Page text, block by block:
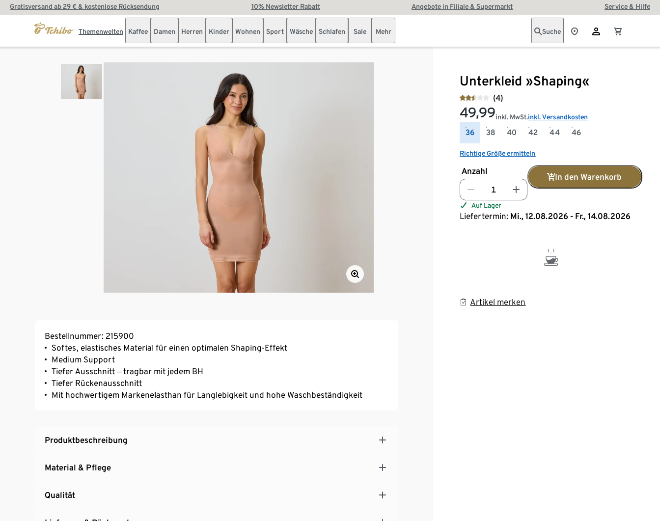
Gratisversand ab 29 € & kostenlose Rücksendung 10% Newsletter Rabatt Angebote in Filiale & Supermarkt Service & Hilfe
Themenwelten Kaffee Damen Herren Kinder Wohnen Sport Wäsche Schlafen Sale Mehr Suche
Unterkleid »Shaping«
(4)
49,99inkl. MwSt.inkl. Versandkosten
36 38 40 42 44 46
Richtige Größe ermitteln
Anzahl
In den Warenkorb
Auf Lager
Liefertermin: Mi., 12.08.2026 - Fr., 14.08.2026
Artikel merken
Bestellnummer: 215900
Softes, elastisches Material für einen optimalen Shaping-Effekt
Medium Support
Tiefer Ausschnitt ‒ tragbar mit jedem BH
Tiefer Rückenausschnitt
Mit hochwertigem Markenelasthan für Langlebigkeit und hohe Waschbeständigkeit
Produktbeschreibung
Material & Pflege
Qualität